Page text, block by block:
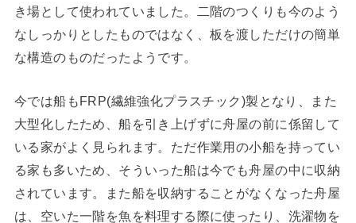
き場として使われていました。二階のつくりも今のよう
なしっかりとしたものではなく、板を渡しただけの簡単
な構造のものだったようです。
今では船もFRP(繊維強化プラスチック)製となり、また
大型化したため、船を引き上げずに舟屋の前に係留して
いる家がよく見られます。ただ作業用の小船を持ってい
る家も多いため、そういった船は今でも舟屋の中に収納
されています。また船を収納することがなくなった舟屋
は、空いた一階を魚を料理する際に使ったり、洗濯物を